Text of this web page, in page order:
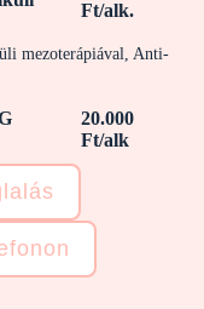
Ft/alk.
mezoterápiával, Anti-
20.000
Ft/alk